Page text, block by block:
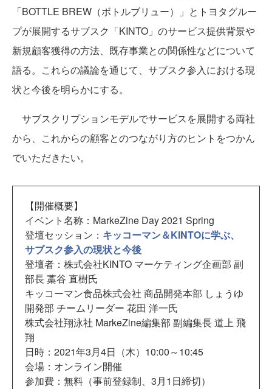
「BOTTLE BREW（ボトルブリュー）」とトヨタグルー
プが展開するサブスク「KINTO」のサービス提供背景や
新規顧客獲得の方法、既存事業との関係性などについて
語る。これらの議論を通じて、サブスク参入における現
状と今後を明らかにする。
サブスクリプションモデルでサービスを展開する両社
から、これからの顧客とのつながり方のヒントをつかん
でいただきたい。
【開催概要】
イベント名称：MarkeZine Day 2021 Spring
登壇セッション： キッコーマン＆KINTOに学ぶ、
サブスク参入の現状と今後
登壇者：株式会社KINTO マーケティング企画部 副
部長 藁谷 直樹氏
キッコーマン食品株式会社 商品開発本部 しょうゆ
開発部 チームリーダー 花田 洋一氏
株式会社翔泳社 MarkeZine編集部 副編集長 道上 飛
翔
日時：2021年3月4日（木）10:00～10:45
会場：オンライン開催
参加費：無料（事前登録制、3月1日締切）